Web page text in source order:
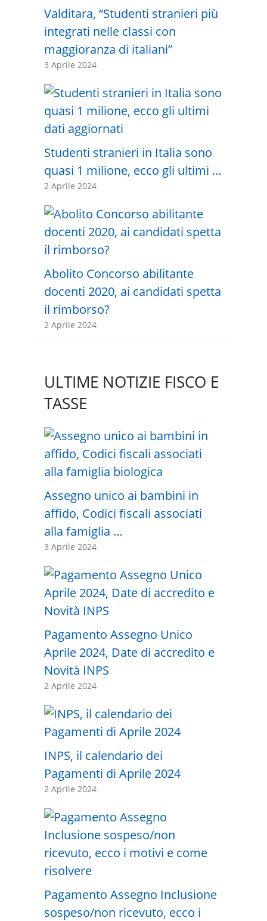
Valditara, “Studenti stranieri più
integrati nelle classi con
maggioranza di italiani”
3 Aprile 2024
Studenti stranieri in Italia sono
quasi 1 milione, ecco gli ultimi …
2 Aprile 2024
Abolito Concorso abilitante
docenti 2020, ai candidati spetta
il rimborso?
2 Aprile 2024
ULTIME NOTIZIE FISCO E
TASSE
Assegno unico ai bambini in
affido, Codici fiscali associati
alla famiglia …
3 Aprile 2024
Pagamento Assegno Unico
Aprile 2024, Date di accredito e
Novità INPS
2 Aprile 2024
INPS, il calendario dei
Pagamenti di Aprile 2024
2 Aprile 2024
Pagamento Assegno Inclusione
sospeso/non ricevuto, ecco i